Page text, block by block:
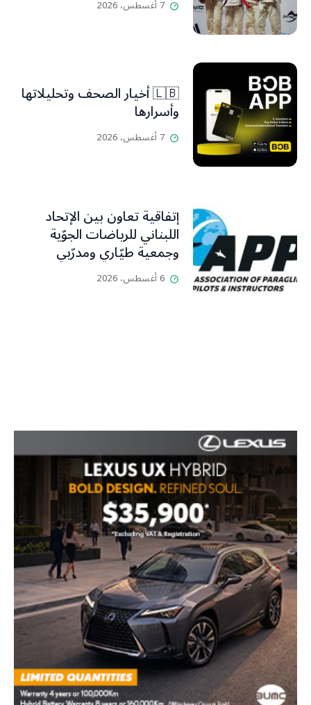
7 أغسطس، 2026
🇱🇧 أخيار الصحف وتحليلاتها
وأسرارها
7 أغسطس، 2026
إتفاقية تعاون بين الإتحاد
اللبناني للرياضات الجوّية
وجمعية طيّاري ومدرّبي
الطيران الشراعي
6 أغسطس، 2026